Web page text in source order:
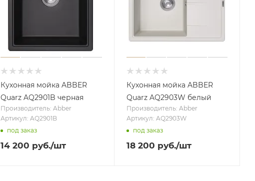
Кухонная мойка ABBER
Quarz AQ2901B черная
Производитель: Abber
Артикул: AQ2901B
под заказ
14 200 руб./шт
Кухонная мойка ABBER
Quarz AQ2903W белый
Производитель: Abber
Артикул: AQ2903W
под заказ
18 200 руб./шт